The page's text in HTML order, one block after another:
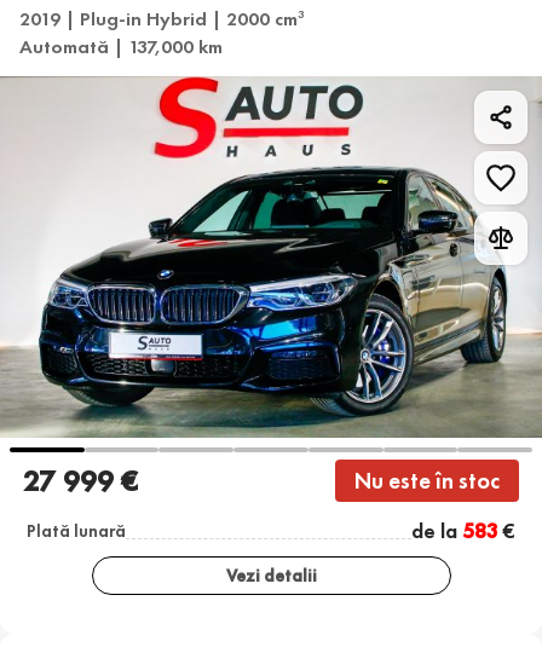
2019 | Plug-in Hybrid | 2000 cm3
Automată | 137,000 km
27 999 € Nu este în stoc
Plată lunară de la 583€
Vezi detalii